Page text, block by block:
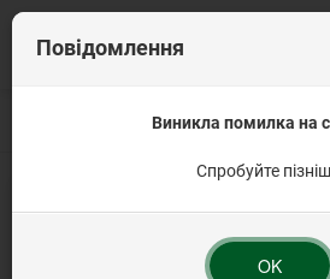
Вагова продукція Кондитерські
Повідомлення
Виникла помилка на
Спробуйте
OK